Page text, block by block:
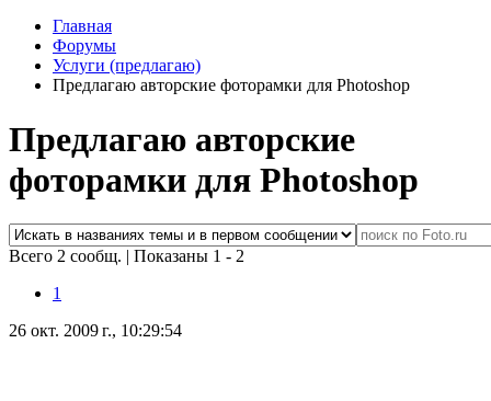
Главная
Форумы
Услуги (предлагаю)
Предлагаю авторские фоторамки для Photoshop
Предлагаю авторские
фоторамки для Photoshop
Всего 2 сообщ. | Показаны 1 - 2
1
26 окт. 2009 г., 10:29:54